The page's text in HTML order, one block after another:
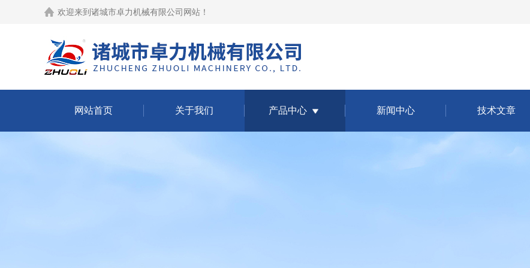
欢迎来到 诸城市卓力机械有限公司网站 ！
网站首页 关于我们 产品中心 新闻中心 技术文章